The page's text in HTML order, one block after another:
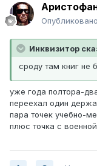
Опубликовано
Инквизитор
сроду там книг не
уже года полтора-
переехал один
пара точек учебно-
плюс точка с